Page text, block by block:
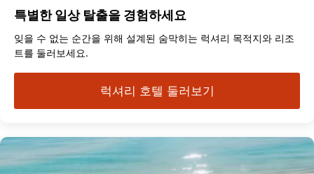
특별한 일상 탈출을 경험하세요
잊을 수 없는 순간을 위해 설계된 숨막히는 럭셔리 목적지와 리조
트를 둘러보세요.
럭셔리 호텔 둘러보기